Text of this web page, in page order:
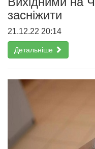
засніжити
21.12.22 20:14
Детальніше